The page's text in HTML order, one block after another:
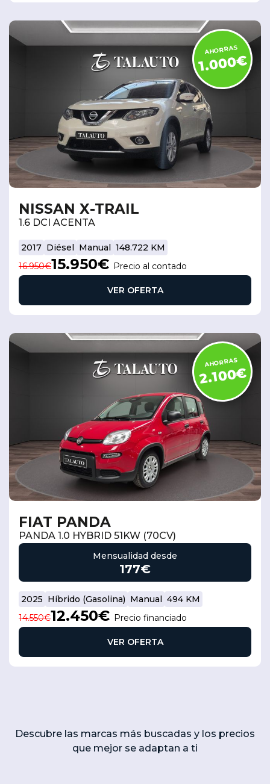
AHORRAS
1.000€
NISSAN X-TRAIL
1.6 DCI ACENTA
2017 Diésel Manual
148.722 KM
16.950€15.950€ Precio al contado
VER OFERTA
AHORRAS
2.100€
FIAT PANDA
PANDA 1.0 HYBRID 51KW (70CV)
Mensualidad desde
177€
2025 Híbrido (Gasolina) Manual 494 KM
14.550€12.450€ Precio financiado
VER OFERTA
Descubre las marcas más buscadas y los precios
que mejor se adaptan a ti